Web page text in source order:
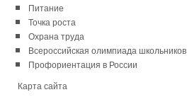
Питание
Точка роста
Охрана труда
Всероссийская олимпиада школьников
Профориентация в России
Карта сайта